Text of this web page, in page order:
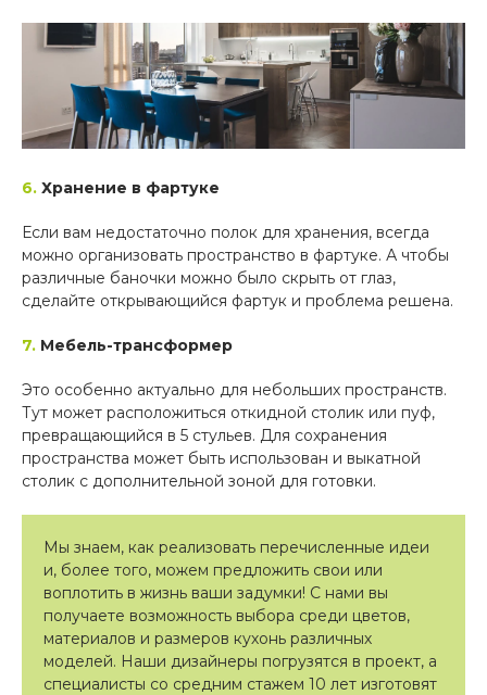
6. Хранение в фартуке
Если вам недостаточно полок для хранения, всегда
можно организовать пространство в фартуке. А чтобы
различные баночки можно было скрыть от глаз,
сделайте открывающийся фартук и проблема решена.
7. Мебель-трансформер
Это особенно актуально для небольших пространств.
Тут может расположиться откидной столик или пуф,
превращающийся в 5 стульев. Для сохранения
пространства может быть использован и выкатной
столик с дополнительной зоной для готовки.
Мы знаем, как реализовать перечисленные идеи
и, более того, можем предложить свои или
воплотить в жизнь ваши задумки! С нами вы
получаете возможность выбора среди цветов,
материалов и размеров кухонь различных
моделей. Наши дизайнеры погрузятся в проект, а
специалисты со средним стажем 10 лет изготовят